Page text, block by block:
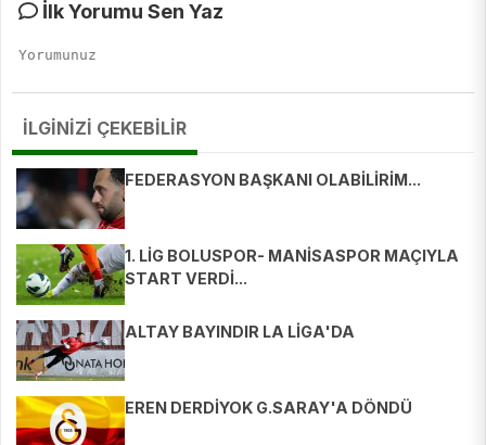
İlk Yorumu Sen Yaz
İLGİNİZİ ÇEKEBİLİR
FEDERASYON BAŞKANI OLABİLİRİM...
1. LİG BOLUSPOR- MANİSASPOR MAÇIYLA
START VERDİ...
ALTAY BAYINDIR LA LİGA'DA
EREN DERDİYOK G.SARAY'A DÖNDÜ